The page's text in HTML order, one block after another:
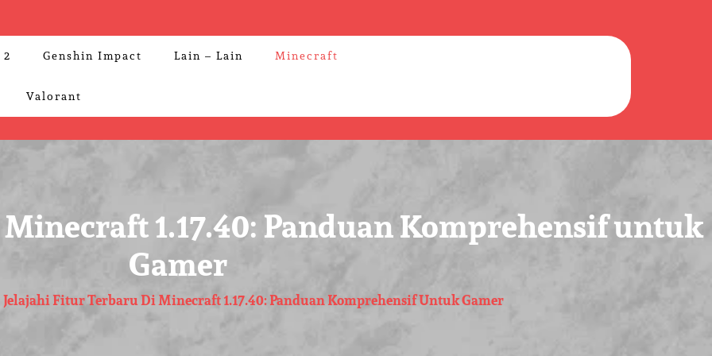
Genshin Impact Lain – Lain Minecraft
Valorant
1.17.40: Panduan Komprehensif untuk
Gamer
Jelajahi Fitur Terbaru Di Minecraft 1.17.40: Panduan Komprehensif Untuk Gamer